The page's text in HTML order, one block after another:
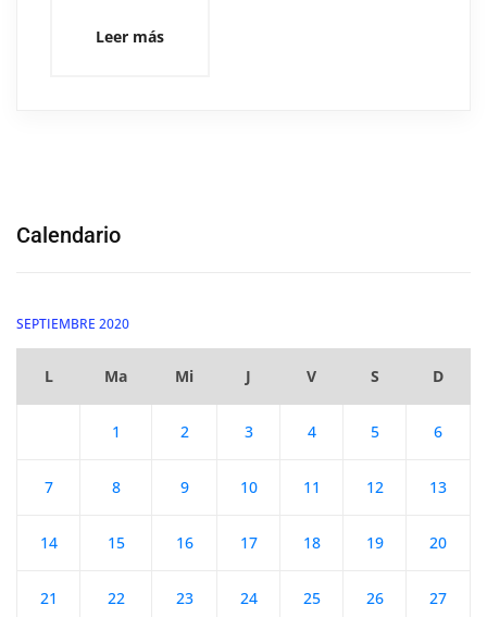
Leer más
Calendario
SEPTIEMBRE 2020
L Ma Mi J V S D
1 2 3 4 5 6
7 8 9 10 11 12 13
14 15 16 17 18 19 20
21 22 23 24 25 26 27